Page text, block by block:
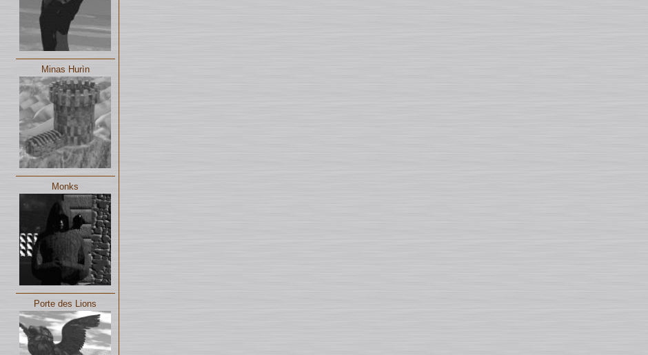
Minas Hurìn
Monks
Porte des Lions